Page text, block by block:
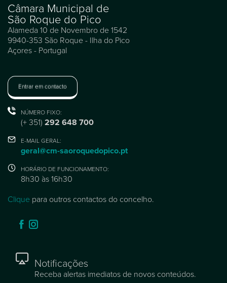
Câmara Municipal de
São Roque do Pico
Alameda 10 de Novembro de 1542
9940-353 São Roque - Ilha do Pico
Açores - Portugal
Entrar em contacto
NÚMERO FIXO:
(+ 351) 292 648 700
E-MAIL GERAL:
geral@cm-saoroquedopico.pt
HORÁRIO DE FUNCIONAMENTO:
8h30 às 16h30
Clique para outros contactos do concelho.
Notificações
Receba alertas imediatos de novos conteúdos.